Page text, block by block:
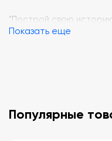
"Построй свою
творческих
За подробной
нашим менеджерам.
Показать еще
Популярные